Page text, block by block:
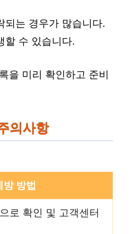
되는 경우가 많습니다.
할 수 있습니다.
을 미리 확인하고 준비
의사항
방법
로 확인 및 고객센터